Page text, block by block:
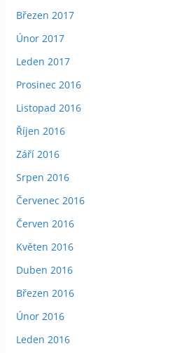
Březen 2017
Únor 2017
Leden 2017
Prosinec 2016
Listopad 2016
Říjen 2016
Září 2016
Srpen 2016
Červenec 2016
Červen 2016
Květen 2016
Duben 2016
Březen 2016
Únor 2016
Leden 2016